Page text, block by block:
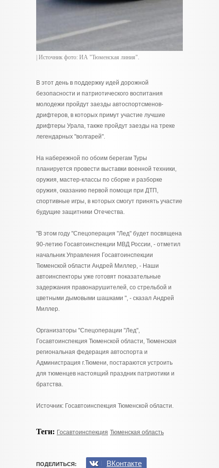
| Источник фото: ИА "Тюменская линия".
В этот день в поддержку идей дорожной
безопасности и патриотического воспитания
молодежи пройдут заезды автоспортсменов-
дрифтеров, в которых примут участие лучшие
дрифтеры Урала, также пройдут заезды на треке
легендарных "волгарей".
На набережной по обоим берегам Туры
планируется провести выставки военной техники,
оружия, мастер-классы по сборке и разборке
оружия, оказанию первой помощи при ДТП,
спортивные игры, в которых смогут принять участие
будущие защитники Отечества.
"В этом году "Спецоперация "Лед" будет посвящена
90-летию Госавтоинспекции МВД России, - отметил
начальник Управления Госавтоинспекции
Тюменской области Андрей Миллер, - Наши
автоинспекторы уже готовят показательные
задержания правонарушителей, со стрельбой и
цветными дымовыми шашками ", - сказал Андрей
Миллер.
Организаторы "Спецоперации "Лед",
Госавтоинспекция Тюменской области, Тюменская
региональная федерация автоспорта и
Администрация г.Тюмени, постараются устроить
для тюменцев настоящий праздник патриотики и
братства.
Источник: Госавтоинспекция Тюменской области.
Теги: Госавтоинспекция Тюменская область
ПОДЕЛИТЬСЯ:
ВКонтакте